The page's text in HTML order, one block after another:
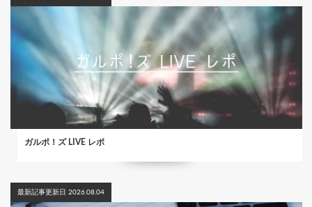
ガルポ！ズ LIVE レポ
最新記事更新日 2026.08.04